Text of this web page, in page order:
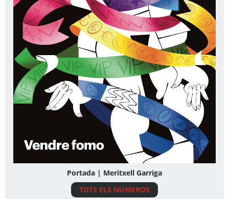
Portada | Meritxell Garriga
TOTS ELS NÚMEROS